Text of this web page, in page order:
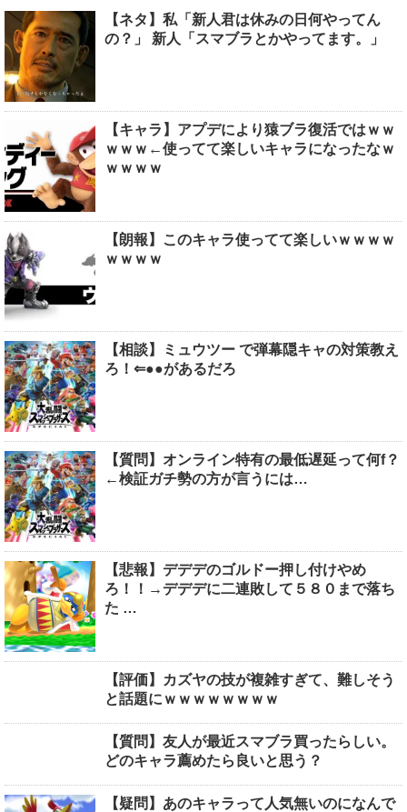
【ネタ】私「新人君は休みの日何やってん
の？」 新人「スマブラとかやってます。」
【キャラ】アプデにより猿ブラ復活ではｗｗ
ｗｗｗ←使ってて楽しいキャラになったなｗ
ｗｗｗｗ
【朗報】このキャラ使ってて楽しいｗｗｗｗ
ｗｗｗｗ
【相談】ミュウツー で弾幕隠キャの対策教え
ろ！⇐●●があるだろ
【質問】オンライン特有の最低遅延って何f？
←検証ガチ勢の方が言うには…
【悲報】デデデのゴルドー押し付けやめ
ろ！！→デデデに二連敗して５８０まで落ち
た …
【評価】カズヤの技が複雑すぎて、難しそう
と話題にｗｗｗｗｗｗｗｗ
【質問】友人が最近スマブラ買ったらしい。
どのキャラ薦めたら良いと思う？
【疑問】あのキャラって人気無いのになんで